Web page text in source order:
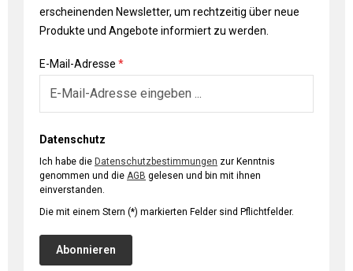
erscheinenden Newsletter, um rechtzeitig über neue
Produkte und Angebote informiert zu werden.
E-Mail-Adresse *
Datenschutz
Ich habe die Datenschutzbestimmungen
genommen und die AGB
einverstanden.
Die mit einem Stern (*) markierten Felder sind Pflichtfelder.
Abonnieren